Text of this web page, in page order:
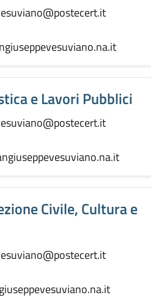
e Lavori Pubblici
Civile, Cultura e